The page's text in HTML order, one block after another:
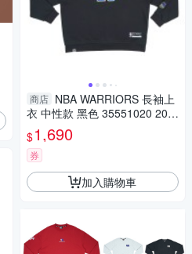
商店 NBA WARRIORS 長袖上
衣 中性款 黑色 35551020 20 n
oB77
$1,690
券
加入購物車